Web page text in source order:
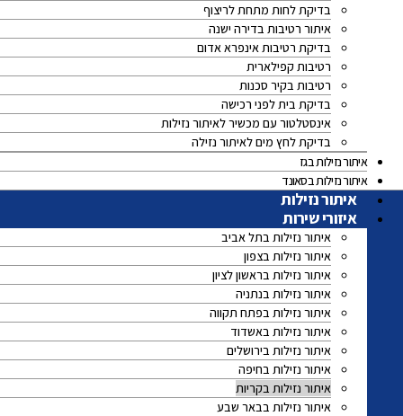
בדיקת לחות מתחת לריצוף
איתור רטיבות בדירה ישנה
בדיקת רטיבות אינפרא אדום
רטיבות קפילארית
רטיבות בקיר סכנות
בדיקת בית לפני רכישה
אינסטלטור עם מכשיר לאיתור נזילות
בדיקת לחץ מים לאיתור נזילה
איתור נזילות בגז
איתור נזילות בסאונד
איתור נזילות
איזורי שירות
איתור נזילות בתל אביב
איתור נזילות בצפון
איתור נזילות בראשון לציון
איתור נזילות בנתניה
איתור נזילות בפתח תקווה
איתור נזילות באשדוד
איתור נזילות בירושלים
איתור נזילות בחיפה
איתור נזילות בקריות
איתור נזילות בבאר שבע